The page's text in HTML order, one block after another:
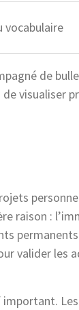
vocabulaire
de
visualiser
raison :
valider les